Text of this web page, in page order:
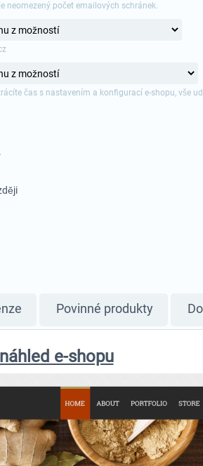
neomezený počet emailových schránek.
čas s nastavením a konfigurací e-shopu, vše
.
Povinné produkty
e-shopu